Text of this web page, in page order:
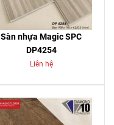
Sàn nhựa Magic SPC
DP4254
Liên hệ